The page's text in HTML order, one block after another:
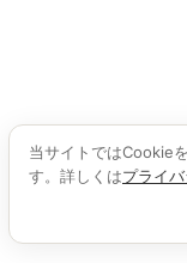
当サイトではCookie
す。詳しくはプライ